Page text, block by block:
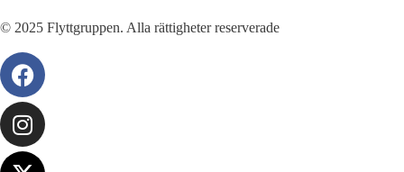
© 2025 Flyttgruppen. Alla rättigheter reserverade